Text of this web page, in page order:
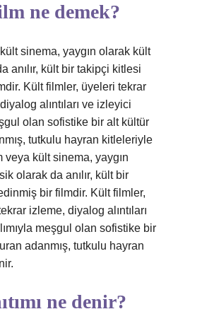
ne demek?
sinema, yaygın olarak kült
anılır, kült bir takipçi kitlesi
Kült filmler, üyeleri tekrar
alıntıları ve izleyici
olan sofistike bir alt kültür
tutkulu hayran kitleleriyle
veya kült sinema, yaygın
olarak da anılır, kült bir
bir filmdir. Kült filmler,
izleme, diyalog alıntıları
meşgul olan sofistike bir
adanmış, tutkulu hayran
ne denir?